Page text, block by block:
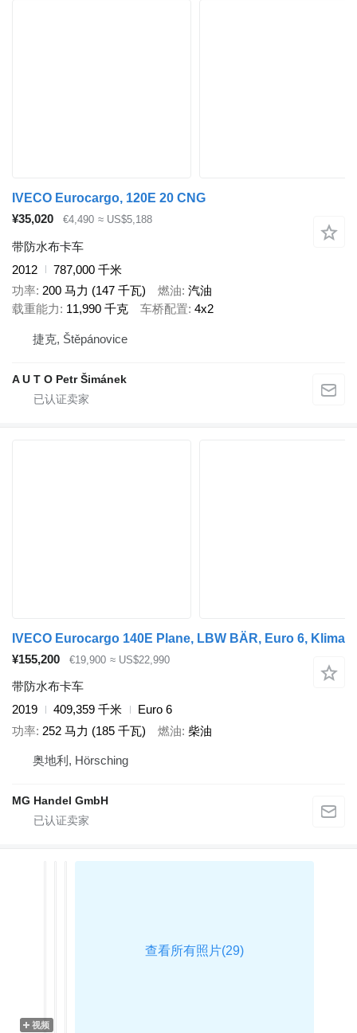
IVECO Eurocargo, 120E 20 CNG
¥35,020
€4,490 ≈ US$5,188
带防水布卡车
2012
787,000 千米
功率 200 马力 (147 千瓦) 燃油 汽油
载重能力
11,990 千克 车桥配置 4x2
捷克, Štěpánovice
A U T O Petr Šimánek
IVECO Eurocargo 140E Plane, LBW BÄR, Euro 6, Klima
¥155,200
€19,900 ≈ US$22,990
带防水布卡车
2019
409,359 千米
Euro 6
功率 252 马力 (185 千瓦) 燃油 柴油
奥地利, Hörsching
MG Handel GmbH
视频